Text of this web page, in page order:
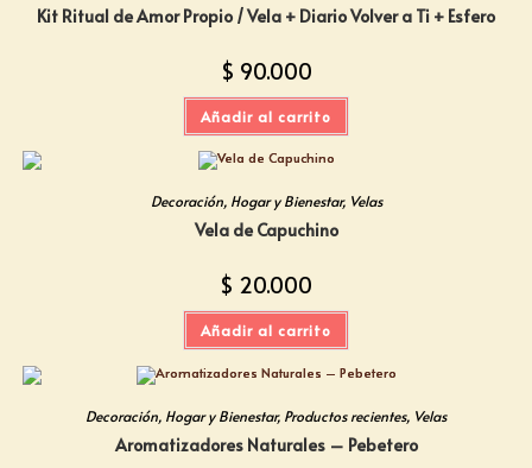
Kit Ritual de Amor Propio / Vela + Diario Volver a Ti + Esfero
$ 90.000
Añadir al carrito
Decoración, Hogar y Bienestar, Velas
Vela de Capuchino
$ 20.000
Añadir al carrito
Decoración, Hogar y Bienestar, Productos recientes, Velas
Aromatizadores Naturales – Pebetero